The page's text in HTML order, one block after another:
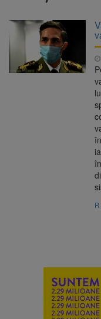
7,50%
pentru șoferi și
noul sistem de
7 august 2026
7
a Berii. Sărbătoarea
200 de orașe din
toamnă. Unele